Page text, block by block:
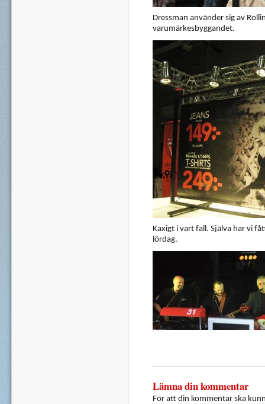
Dressman använder sig av
varumärkesbyggandet.
Kaxigt i vart fall. Själva har vi
lördag.
Lämna din kommentar
För att din kommentar ska